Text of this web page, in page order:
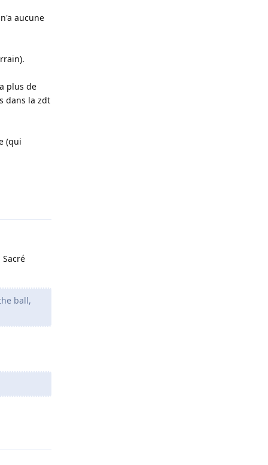
aucune
plus de
dans la zdt
(qui
Sacré
ball,